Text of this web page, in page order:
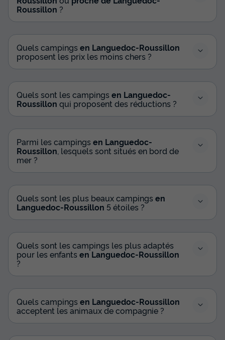
Roussillon ?
Quels campings en Languedoc-Roussillon
proposent les prix les moins chers ?
Quels sont les campings en Languedoc-
Roussillon qui proposent des réductions ?
Parmi les campings en Languedoc-
Roussillon, lesquels sont situés en bord de
mer ?
Quels sont les plus beaux campings en
Languedoc-Roussillon 5 étoiles ?
Quels sont les campings les plus adaptés
pour les enfants en Languedoc-Roussillon
?
Quels campings en Languedoc-Roussillon
acceptent les animaux de compagnie ?